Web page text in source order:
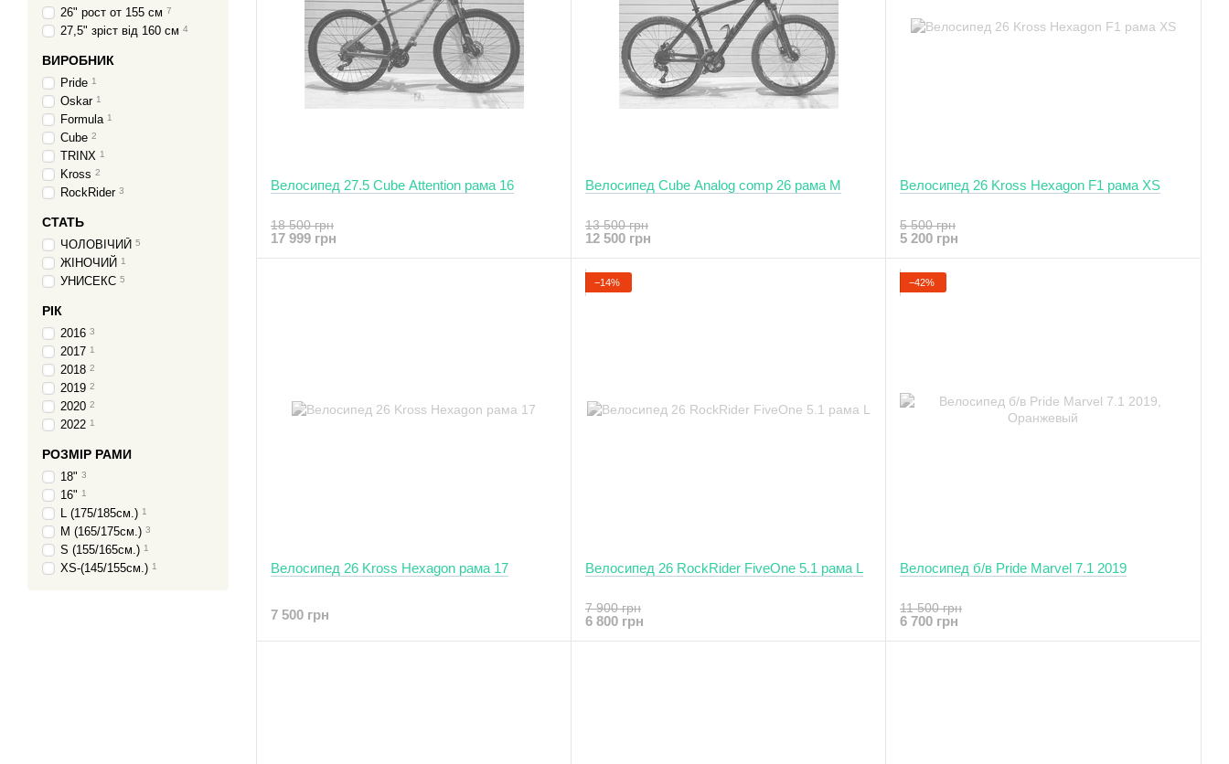
Велосипед 27.5 Cube Attention рама 16
18 500 грн
17 999 грн
Велосипед Cube Analog comp 26 рама M
13 500 грн
12 500 грн
Велосипед 26 Kross Hexagon F1 рама XS
5 500 грн
5 200 грн
Велосипед 26 Kross Hexagon рама 17
7 500 грн
−14%
Велосипед 26 RockRider FiveOne 5.1 рама L
7 900 грн
6 800 грн
−42%
Велосипед б/в Pride Marvel 7.1 2019
11 500 грн
6 700 грн
26" рост от 155 см 7
27,5" зріст від 160 см 4
ВИРОБНИК
Pride 1
Oskar 1
Formula 1
Cube 2
TRINX 1
Kross 2
RockRider 3
СТАТЬ
ЧОЛОВІЧИЙ 5
ЖІНОЧИЙ 1
УНИСЕКС 5
РІК
2016 3
2017 1
2018 2
2019 2
2020 2
2022 1
РОЗМІР РАМИ
18" 3
16" 1
L (175/185см.) 1
M (165/175см.) 3
S (155/165см.) 1
XS-(145/155см.) 1